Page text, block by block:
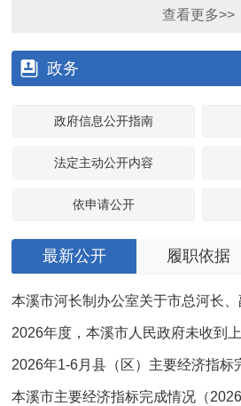
查看更多>>
政务
政府信息公开指南
法定主动公开内容
依申请公开
最新公开 履职依据
本溪市河长制办公室关于市总河长
名单的公告
2026年度，本溪市人民政府未收到
协提案主办任务，本年度无对应办…
2026年1-6月县（区）主要经济指标
本溪市主要经济指标完成情况（2026